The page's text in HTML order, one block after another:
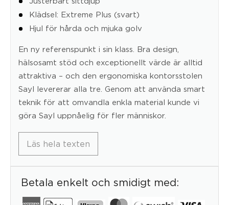
Klädsel: Extreme Plus (svart)
Hjul för hårda och mjuka golv
En ny referenspunkt i sin klass. Bra design,
hälsosamt stöd och exceptionellt värde är alltid
attraktiva – och den ergonomiska kontorsstolen
Sayl levererar alla tre. Genom att använda smart
teknik för att omvandla enkla material kunde vi
göra Sayl uppnåelig för fler människor.
Läs hela texten
Betala enkelt och smidigt med: